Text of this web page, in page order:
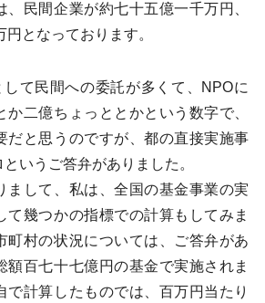
、民間企業が約七十五億一千万円、
となっております。
て民間への委託が多くて、NPOに
か二億ちょっととかという数字で、
だと思うのですが、都の直接実施事
いうご答弁がありました。
して、私は、全国の基金事業の実
て幾つかの指標での計算もしてみま
町村の状況については、ご答弁があ
額百七十七億円の基金で実施されま
で計算したものでは、百万円当たり